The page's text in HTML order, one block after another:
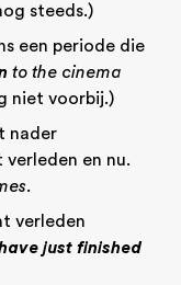
steeds.)
een periode die
to the cinema
niet voorbij.)
nader
en nu.
verleden
just finished